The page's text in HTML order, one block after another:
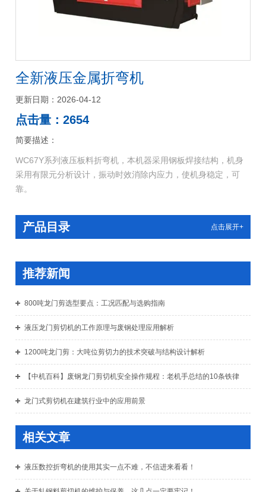
全新液压金属折弯机
更新日期：2026-04-12
点击量：2654
简要描述：
WC67Y系列液压板料折弯机，本机器采用钢板焊接结构，机身
采用有限元分析设计，振动时效消除内应力，使机身稳定，可
靠。
产品目录 点击展开+
推荐新闻
800吨龙门剪选型要点：工况匹配与选购指南
液压龙门剪切机的工作原理与废钢处理应用解析
1200吨龙门剪：大吨位剪切力的技术突破与结构设计解析
【中机百科】废钢龙门剪切机安全操作规程：老机手总结的10条铁律
龙门式剪切机在建筑行业中的应用前景
相关文章
液压数控折弯机的使用其实一点不难，不信进来看看！